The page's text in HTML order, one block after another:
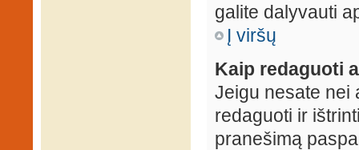
galite dalyvauti
Į viršų
Kaip redaguoti
Jeigu nesate nei
redaguoti ir
pranešimą